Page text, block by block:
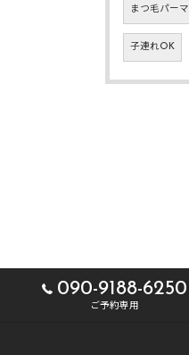
まつ毛パーマ
子連れOK
090-9188-6250
ご予約専用